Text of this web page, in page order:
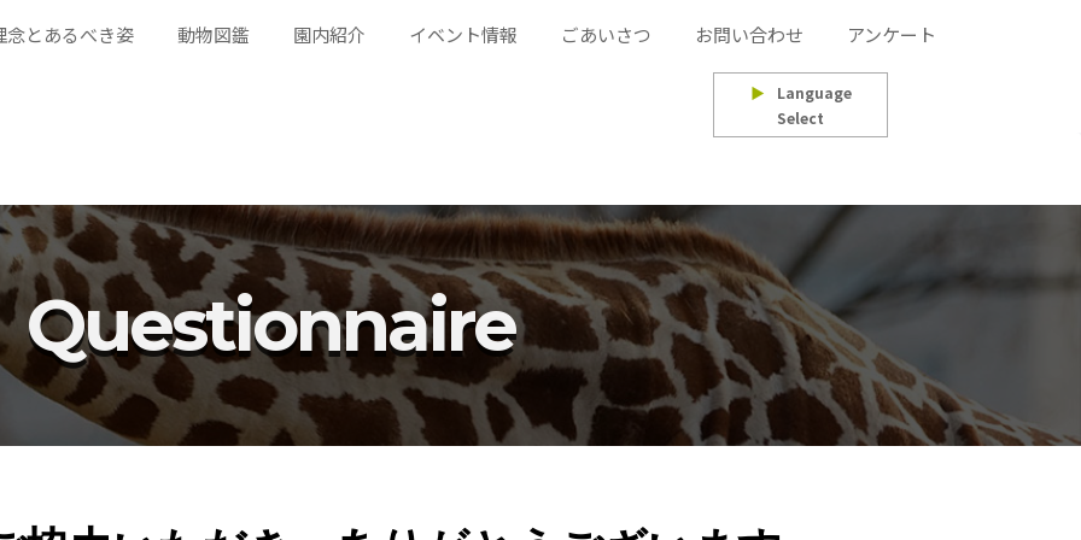
念とあるべき姿 動物図鑑 園内紹介 イベント情報 ごあいさつ お問い合わせ アンケート
▶
Language
Select
Questionnaire